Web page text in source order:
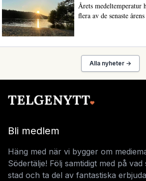
Årets medeltemperatur
flera av de senaste
Alla nyheter →
Bli medlem
Häng med när vi bygger om
Södertälje! Följ samtidigt med på
stad och ta del av fantastiska